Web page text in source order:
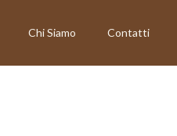
Chi Siamo Contatti